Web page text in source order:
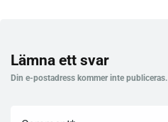
Lämna ett svar
Din e-postadress kommer inte publiceras.